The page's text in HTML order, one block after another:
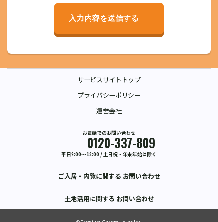
入力内容を送信する
サービスサイトトップ
プライバシーポリシー
運営会社
お電話でのお問い合わせ
0120-337-809
平日9:00〜18:00 / 土日祝・年末年始は除く
ご入居・内覧に関する お問い合わせ
土地活用に関する お問い合わせ